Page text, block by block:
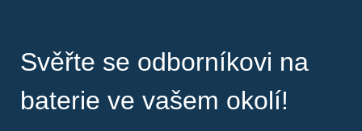
Svěřte se odborníkovi na
baterie ve vašem okolí!